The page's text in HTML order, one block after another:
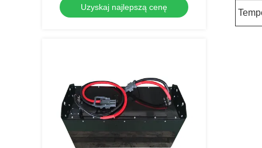
wydajnościUzyskaj najlepszą cenę